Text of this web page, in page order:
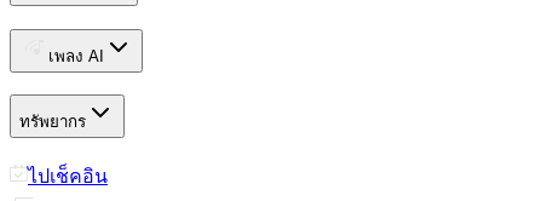
เพลง AI
ทรัพยากร
ไปเช็คอิน